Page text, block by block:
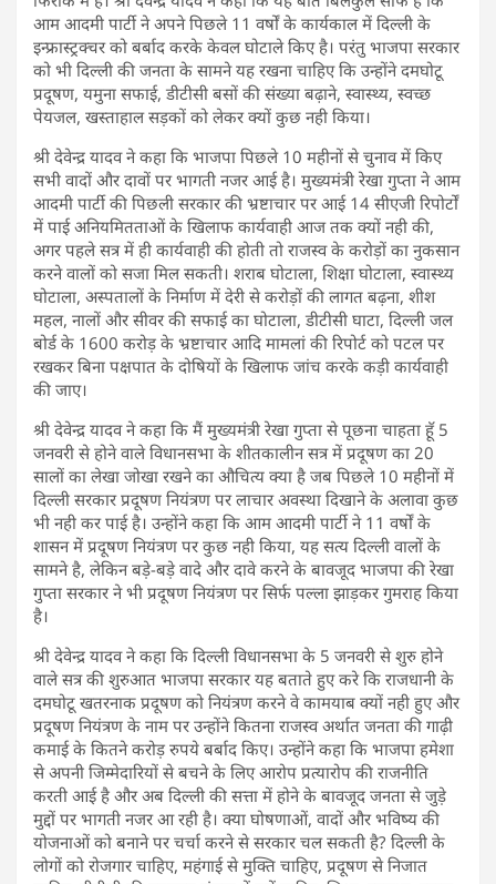
आम आदमी पार्टी ने अपने पिछले 11 वर्षों के कार्यकाल में दिल्ली के
इन्फ्रास्ट्रक्चर को बर्बाद करके केवल घोटाले किए है। परंतु भाजपा सरकार
को भी दिल्ली की जनता के सामने यह रखना चाहिए कि उन्होंने दमघोटू
प्रदूषण, यमुना सफाई, डीटीसी बसों की संख्या बढ़ाने, स्वास्थ्य, स्वच्छ
पेयजल, खस्ताहाल सड़कों को लेकर क्यों कुछ नही किया।
श्री देवेन्द्र यादव ने कहा कि भाजपा पिछले 10 महीनों से चुनाव में किए
सभी वादों और दावों पर भागती नजर आई है। मुख्यमंत्री रेखा गुप्ता ने आम
आदमी पार्टी की पिछली सरकार की भ्रष्टाचार पर आई 14 सीएजी रिपोर्टों
में पाई अनियमितताओं के खिलाफ कार्यवाही आज तक क्यों नही की,
अगर पहले सत्र में ही कार्यवाही की होती तो राजस्व के करोड़ों का नुकसान
करने वालों को सजा मिल सकती। शराब घोटाला, शिक्षा घोटाला, स्वास्थ्य
घोटाला, अस्पतालों के निर्माण में देरी से करोड़ों की लागत बढ़ना, शीश
महल, नालों और सीवर की सफाई का घोटाला, डीटीसी घाटा, दिल्ली जल
बोर्ड के 1600 करोड़ के भ्रष्टाचार आदि मामलां की रिपोर्ट को पटल पर
रखकर बिना पक्षपात के दोषियों के खिलाफ जांच करके कड़ी कार्यवाही
की जाए।
श्री देवेन्द्र यादव ने कहा कि मैं मुख्यमंत्री रेखा गुप्ता से पूछना चाहता हूॅ 5
जनवरी से होने वाले विधानसभा के शीतकालीन सत्र में प्रदूषण का 20
सालों का लेखा जोखा रखने का औचित्य क्या है जब पिछले 10 महीनों में
दिल्ली सरकार प्रदूषण नियंत्रण पर लाचार अवस्था दिखाने के अलावा कुछ
भी नही कर पाई है। उन्होंने कहा कि आम आदमी पार्टी ने 11 वर्षों के
शासन में प्रदूषण नियंत्रण पर कुछ नही किया, यह सत्य दिल्ली वालों के
सामने है, लेकिन बड़े-बड़े वादे और दावे करने के बावजूद भाजपा की रेखा
गुप्ता सरकार ने भी प्रदूषण नियंत्रण पर सिर्फ पल्ला झाड़कर गुमराह किया
है।
श्री देवेन्द्र यादव ने कहा कि दिल्ली विधानसभा के 5 जनवरी से शुरु होने
वाले सत्र की शुरुआत भाजपा सरकार यह बताते हुए करे कि राजधानी के
दमघोटू खतरनाक प्रदूषण को नियंत्रण करने वे कामयाब क्यों नही हुए और
प्रदूषण नियंत्रण के नाम पर उन्होंने कितना राजस्व अर्थात जनता की गाढ़ी
कमाई के कितने करोड़ रुपये बर्बाद किए। उन्होंने कहा कि भाजपा हमेशा
से अपनी जिम्मेदारियों से बचने के लिए आरोप प्रत्यारोप की राजनीति
करती आई है और अब दिल्ली की सत्ता में होने के बावजूद जनता से जुड़े
मुद्दों पर भागती नजर आ रही है। क्या घोषणाओं, वादों और भविष्य की
योजनाओं को बनाने पर चर्चा करने से सरकार चल सकती है? दिल्ली के
लोगों को रोजगार चाहिए, महंगाई से मुक्ति चाहिए, प्रदूषण से निजात